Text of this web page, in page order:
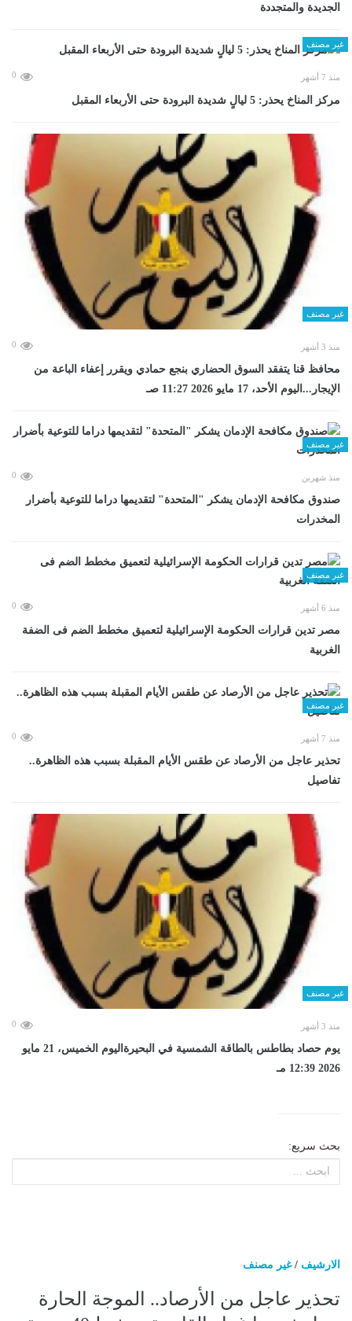
الجديدة والمتجددة
غير مصنف
منذ 7 أشهر 0
مركز المناخ يحذر: 5 ليالٍ شديدة البرودة حتى الأربعاء المقبل
غير مصنف
منذ 3 أشهر 0
محافظ قنا يتفقد السوق الحضاري بنجع حمادي ويقرر إعفاء الباعة من
الإيجار...اليوم الأحد، 17 مايو 2026 11:27 صـ
غير مصنف
منذ شهرين 0
صندوق مكافحة الإدمان يشكر "المتحدة" لتقديمها دراما للتوعية بأضرار
المخدرات
غير مصنف
منذ 6 أشهر 0
مصر تدين قرارات الحكومة الإسرائيلية لتعميق مخطط الضم فى الضفة
الغربية
غير مصنف
منذ 7 أشهر 0
تحذير عاجل من الأرصاد عن طقس الأيام المقبلة بسبب هذه الظاهرة..
تفاصيل
غير مصنف
منذ 3 أشهر 0
يوم حصاد بطاطس بالطاقة الشمسية في البحيرةاليوم الخميس، 21 مايو
2026 12:39 مـ
بحث سريع:
الارشيف /غير مصنف
تحذير عاجل من الأرصاد.. الموجة الحارة